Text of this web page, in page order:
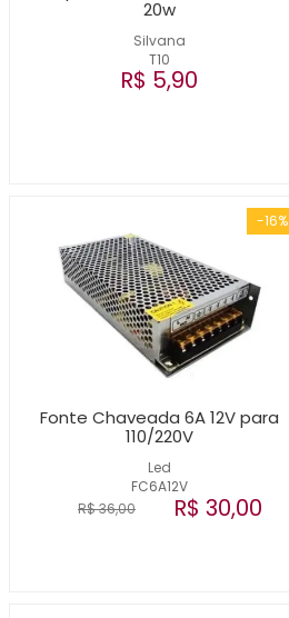
Silvana
T10
20w
R$ 5,90
-16%
Led
FC6A12V
Fonte Chaveada 6A 12V para
110/220V
R$ 36,00 R$ 30,00